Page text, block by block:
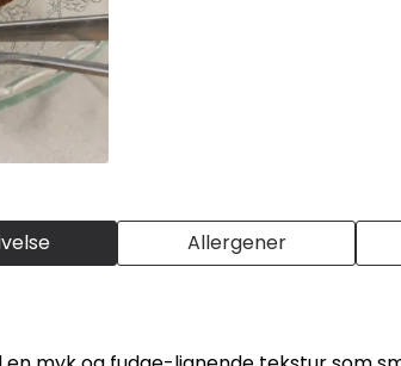
Allergener